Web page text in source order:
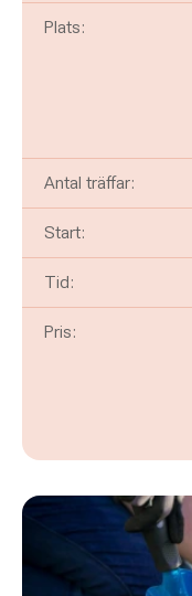
Plats:
Antal träffar:
Start:
Tid:
Pris: